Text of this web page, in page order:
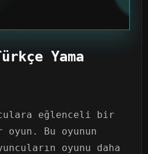
Yama
eğlenceli bir
oyun. Bu oyunun
oyunu daha